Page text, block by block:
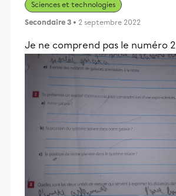
Sciences et technologies
Secondaire 3 • 2 septembre 2022
Je ne comprend pas le numéro 2